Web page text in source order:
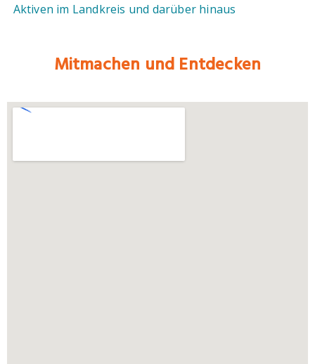
Aktiven im Landkreis und darüber hinaus
Mitmachen und Entdecken